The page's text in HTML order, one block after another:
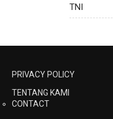
TNI
PRIVACY POLICY
TENTANG KAMI
CONTACT